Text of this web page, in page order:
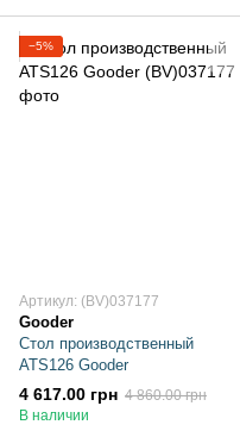
−5%
Артикул: (BV)037177
Gooder
Стол производственный
ATS126 Gooder
4 617.00 грн 4 860.00 грн
В наличии